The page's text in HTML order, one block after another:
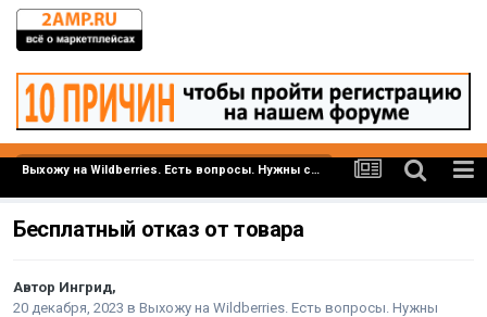
Выхожу на Wildberries. Есть вопросы. Нужны советы.
Бесплатный отказ от товара
Автор Ингрид,
20 декабря, 2023 в Выхожу на Wildberries. Есть вопросы. Нужны